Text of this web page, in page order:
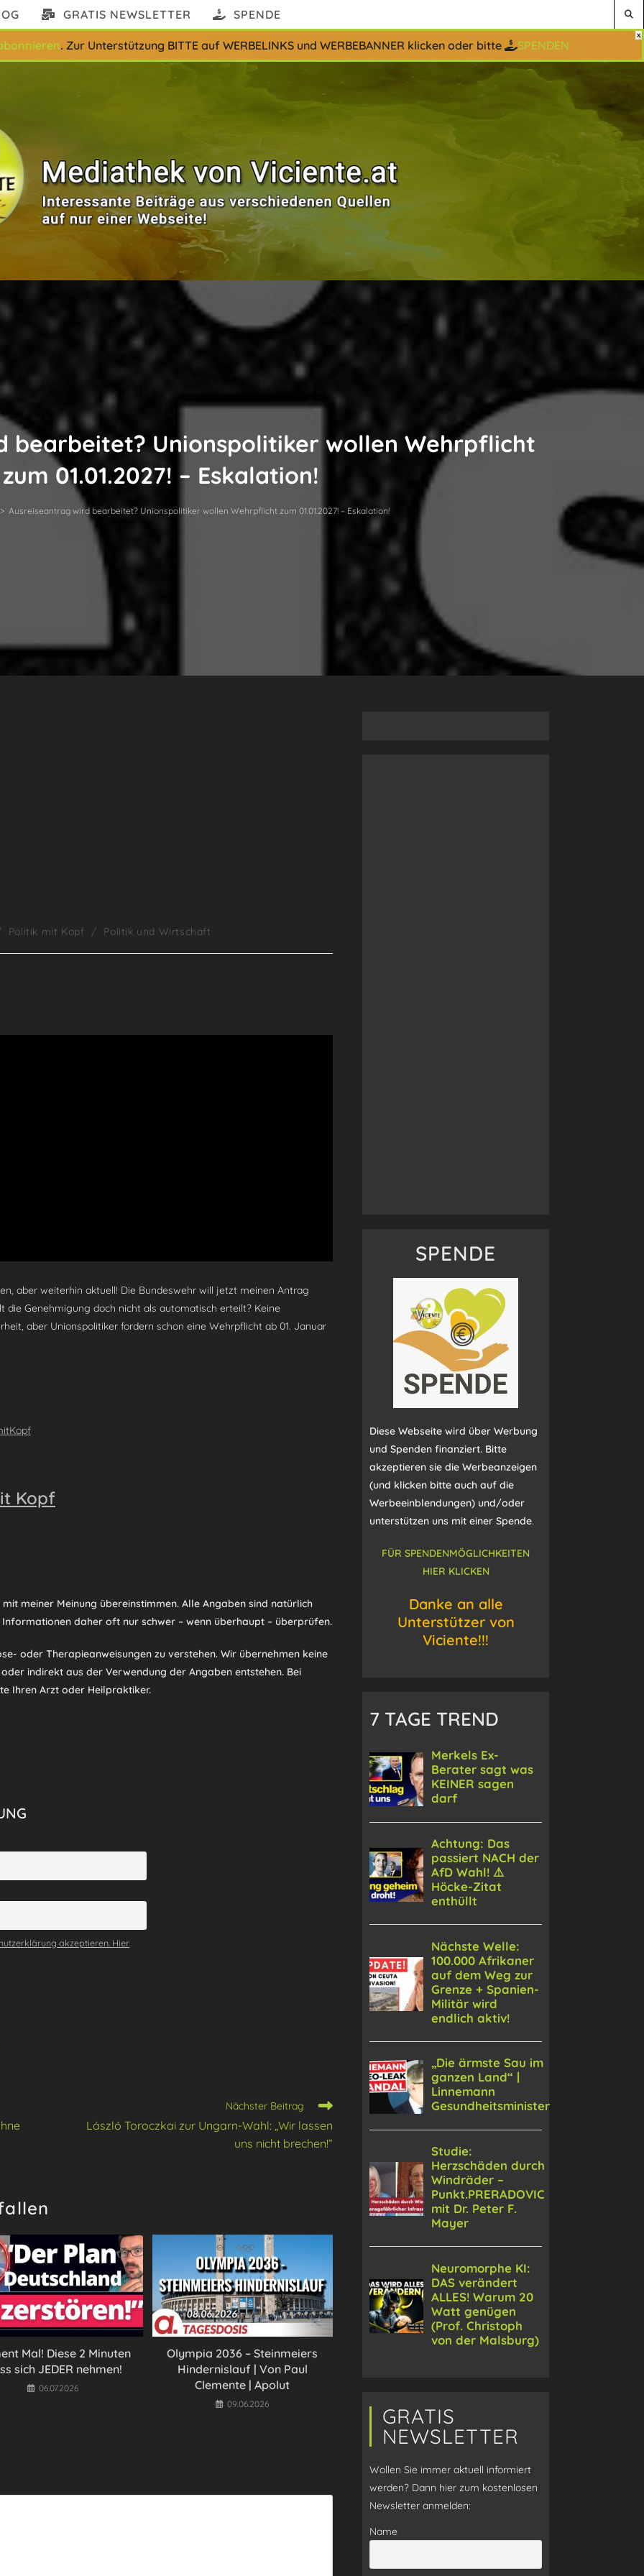
GRATIS NEWSLETTER SPENDE
bearbeitet? Unionspolitiker wollen Wehrpflicht
zum 01.01.2027! – Eskalation!
> Ausreiseantrag wird bearbeitet? Unionspolitiker wollen Wehrpflicht zum 01.01.2027! – Eskalation!
Politik mit Kopf / Politik und Wirtschaft
aber weiterhin aktuell! Die Bundeswehr will jetzt meinen Antrag
die Genehmigung doch nicht als automatisch erteilt? Keine
aber Unionspolitiker fordern schon eine Wehrpflicht ab 01. Januar
Kopf
meiner Meinung übereinstimmen. Alle Angaben sind natürlich
daher oft nur schwer – wenn überhaupt – überprüfen.
oder Therapieanweisungen zu verstehen. Wir übernehmen keine
indirekt aus der Verwendung der Angaben entstehen. Bei
Ihren Arzt oder Heilpraktiker.
akzeptieren. Hier
Nächster Beitrag
László Toroczkai zur Ungarn-Wahl: „Wir lassen
uns nicht brechen!“
Mal! Diese 2 Minuten
sich JEDER nehmen!
06.07.2026
Olympia 2036 – Steinmeiers
Hindernislauf | Von Paul
Clemente | Apolut
09.06.2026
SPENDE
Diese Webseite wird über Werbung
und Spenden finanziert. Bitte
akzeptieren sie die Werbeanzeigen
(und klicken bitte auch auf die
Werbeeinblendungen) und/oder
unterstützen uns mit einer Spende.
FÜR SPENDENMÖGLICHKEITEN
HIER KLICKEN
Danke an alle
Unterstützer von
Viciente!!!
7 TAGE TREND
GRATIS
NEWSLETTER
Wollen Sie immer aktuell informiert
werden? Dann hier zum kostenlosen
Newsletter anmelden:
Name
. Zur Unterstützung BITTE auf WERBELINKS und WERBEBANNER klicken oder bitte SPENDEN